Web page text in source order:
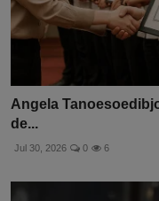
Angela
de...
Jul 30, 2026 0 6